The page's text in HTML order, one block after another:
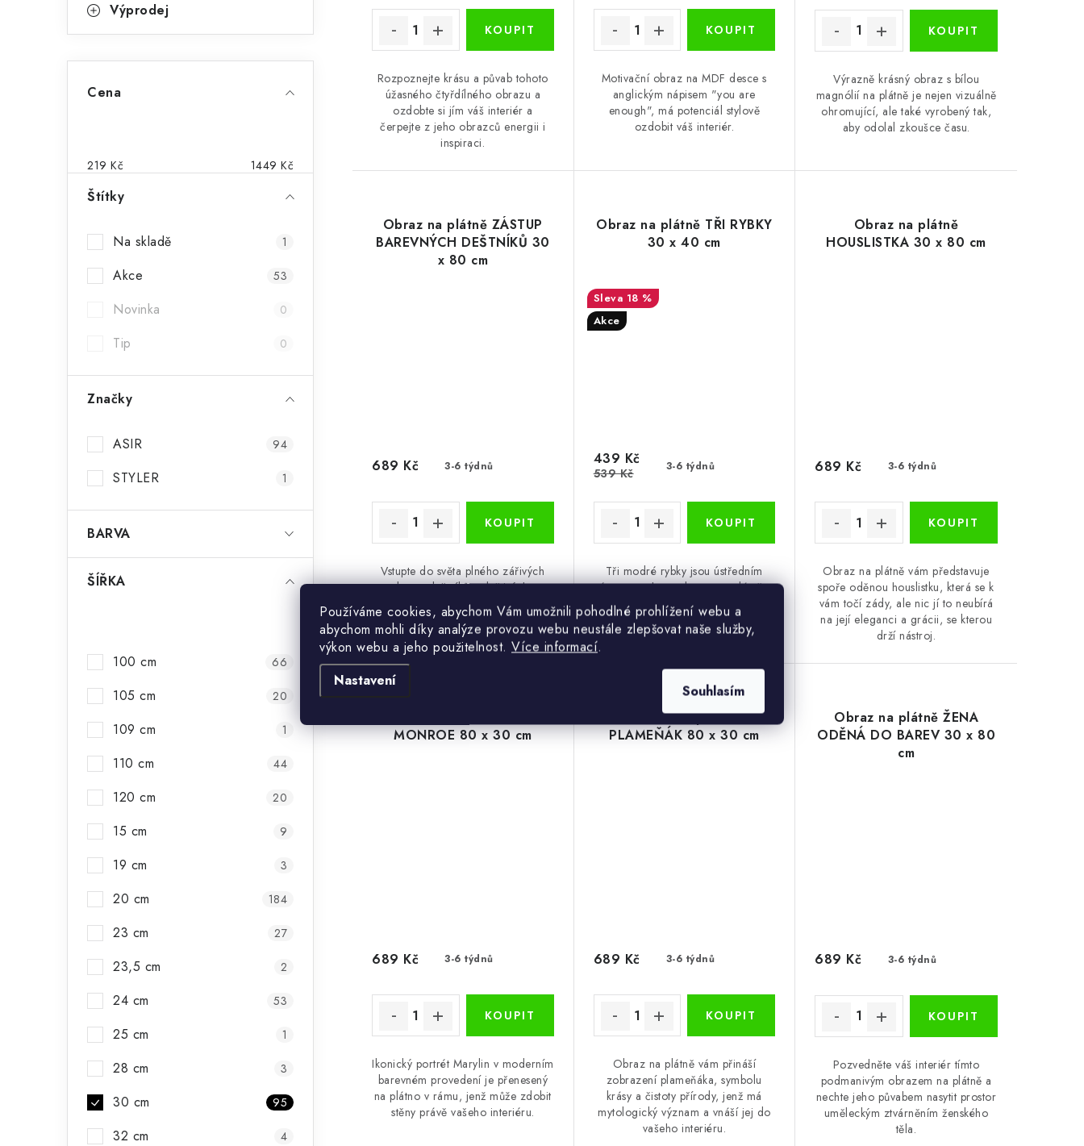
Používáme cookies, abychom Vám umožnili pohodlné prohlížení webu a
abychom mohli díky analýze provozu webu neustále zlepšovat naše služby,
výkon webu a jeho použitelnost. Více informací.
Nastavení
Souhlasím
Výprodej
Cena
219 Kč 1449 Kč
Štítky
Na skladě 1
Akce 53
Novinka 0
Tip 0
Značky
ASIR 94
STYLER 1
BARVA
ŠÍŘKA
100 cm 66
105 cm 20
109 cm 1
110 cm 44
120 cm 20
15 cm 9
19 cm 3
20 cm 184
23 cm 27
23,5 cm 2
24 cm 53
25 cm 1
28 cm 3
30 cm 95
32 cm 4
Rozpoznejte krásu a půvab tohoto
úžasného čtyřdílného obrazu a
ozdobte si jím váš interiér a
čerpejte z jeho obrazců energii i
inspiraci.
Motivační obraz na MDF desce s
anglickým nápisem "you are
enough", má potenciál stylově
ozdobit váš interiér.
Výrazně krásný obraz s bílou
magnólií na plátně je nejen vizuálně
ohromující, ale také vyrobený tak,
aby odolal zkoušce času.
Obraz na plátně ZÁSTUP
BAREVNÝCH DEŠTNÍKŮ 30
x 80 cm
3-6 týdnů
689 Kč
Vstupte do světa plného zářivých
barev deštníků a deštivých
dobrodružství s úžasným obrazem
na plátně, který snadno ozdobí váš
interiér.
Obraz na plátně TŘI RYBKY
30 x 40 cm
18 %
Akce
3-6 týdnů
439 Kč
539 Kč
Tři modré rybky jsou ústředním
tématem tohoto obrazu na plátně a
vy si jím můžete ozdobit libovolnou
místnost vašeho domu či bytu.
Obraz na plátně
HOUSLISTKA 30 x 80 cm
3-6 týdnů
689 Kč
Obraz na plátně vám představuje
spoře oděnou houslistku, která se k
vám točí zády, ale nic jí to neubírá
na její eleganci a grácii, se kterou
drží nástroj.
MONROE 80 x 30 cm
3-6 týdnů
689 Kč
Ikonický portrét Marylin v moderním
barevném provedení je přenesený
na plátno v rámu, jenž může zdobit
stěny právě vašeho interiéru.
Obraz na plátně
PLAMEŇÁK 80 x 30 cm
3-6 týdnů
689 Kč
Obraz na plátně vám přináší
zobrazení plameňáka, symbolu
krásy a čistoty přírody, jenž má
mytologický význam a vnáší jej do
vašeho interiéru.
Obraz na plátně ŽENA
ODĚNÁ DO BAREV 30 x 80
cm
3-6 týdnů
689 Kč
Pozvedněte váš interiér tímto
podmanivým obrazem na plátně a
nechte jeho půvabem nasytit prostor
uměleckým ztvárněním ženského
těla.